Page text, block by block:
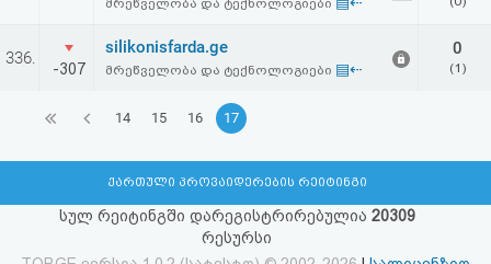
მრეწველობა და ტექნოლოგიები
336.
-307
silikonisfarda.ge
მრეწველობა და ტექნოლოგიები ▤⇠
0
(1)
14 15 16 17
ქართული პროვაიდერების რეიტინგი
სულ რეიტინგში დარეგისტრირებულია 20309
რესურსი